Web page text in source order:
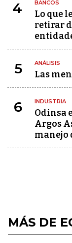
4 BANCOS
Lo que
retirar
5 ANÁLISIS
Las
6 INDUSTRIA
Odinsa
Argos
manejo
MÁS DE